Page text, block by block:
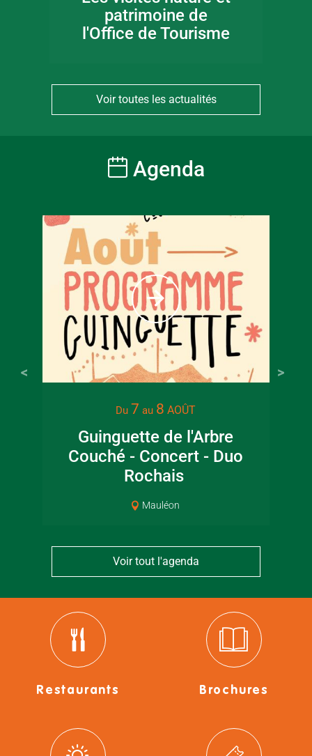
patrimoine de
l'Office de Tourisme
Voir toutes les actualités
Agenda
Du 7 au 8 AOÛT
Guinguette de l'Arbre
Couché - Concert - Duo
Rochais
Mauléon
Voir tout l'agenda
Restaurants Brochures